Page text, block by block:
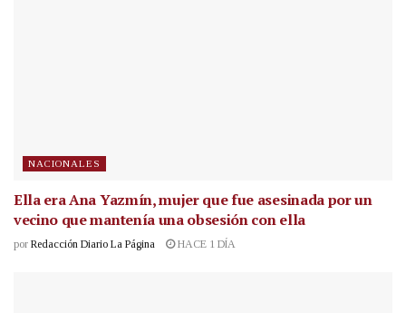
NACIONALES
Ella era Ana Yazmín, mujer que fue asesinada por un
vecino que mantenía una obsesión con ella
por Redacción Diario La Página HACE 1 DÍA